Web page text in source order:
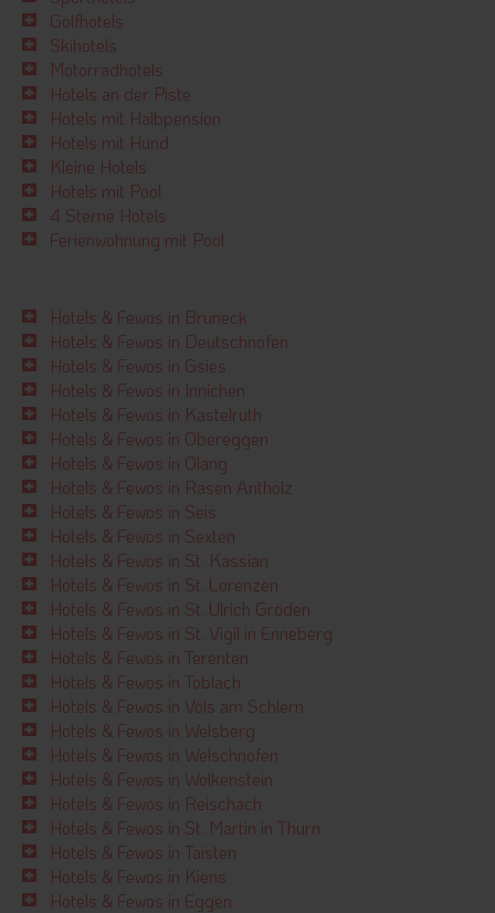
Golfhotels
Skihotels
Motorradhotels
Hotels an der Piste
Hotels mit Halbpension
Hotels mit Hund
Kleine Hotels
Hotels mit Pool
4 Sterne Hotels
Ferienwohnung mit Pool
Hotels & Fewos in Bruneck
Hotels & Fewos in Deutschnofen
Hotels & Fewos in Gsies
Hotels & Fewos in Innichen
Hotels & Fewos in Kastelruth
Hotels & Fewos in Obereggen
Hotels & Fewos in Olang
Hotels & Fewos in Rasen Antholz
Hotels & Fewos in Seis
Hotels & Fewos in Sexten
Hotels & Fewos in St. Kassian
Hotels & Fewos in St. Lorenzen
Hotels & Fewos in St. Ulrich Gröden
Hotels & Fewos in St. Vigil in Enneberg
Hotels & Fewos in Terenten
Hotels & Fewos in Toblach
Hotels & Fewos in Völs am Schlern
Hotels & Fewos in Welsberg
Hotels & Fewos in Welschnofen
Hotels & Fewos in Wolkenstein
Hotels & Fewos in Reischach
Hotels & Fewos in St. Martin in Thurn
Hotels & Fewos in Taisten
Hotels & Fewos in Kiens
Hotels & Fewos in Eggen